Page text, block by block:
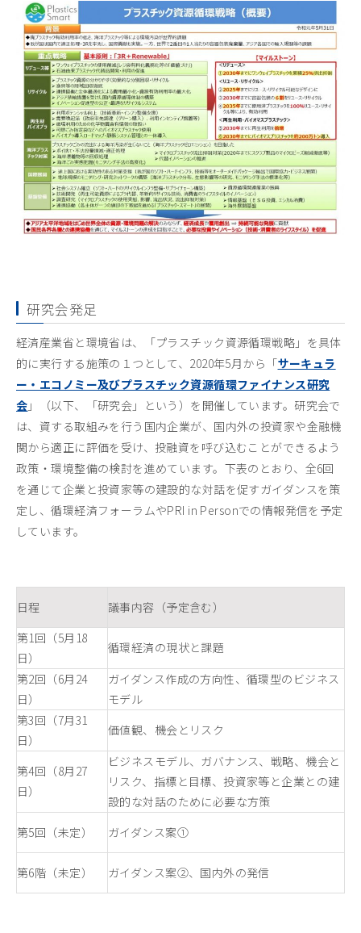
研究会発足
経済産業省と環境省は、「プラスチック資源循環戦略」を具体
的に実行する施策の１つとして、2020年5月から「サーキュラ
ー・エコノミー及びプラスチック資源循環ファイナンス研究
会 」（以下、「研究会」という）を開催しています。研究会で
は、資する取組みを行う国内企業が、国内外の投資家や金融機
関から適正に評価を受け、投融資を呼び込むことができるよう
政策・環境整備の検討を進めています。下表のとおり、全6回
を通じて企業と投資家等の建設的な対話を促すガイダンスを策
定し、循環経済フォーラムやPRI in Personでの情報発信を予定
しています。
日程
議事内容（予定含む）
第1回（5月18
日）
循環経済の現状と課題
第2回（6月24
日）
ガイダンス作成の方向性、循環型のビジネス
モデル
第3回（7月31
日）
価値観、機会とリスク
第4回（8月27
日）
ビジネスモデル、ガバナンス、戦略、機会と
リスク、指標と目標、投資家等と企業との建
設的な対話のために必要な方策
第5回（未定）
ガイダンス案①
第6階（未定） ガイダンス案②、国内外の発信